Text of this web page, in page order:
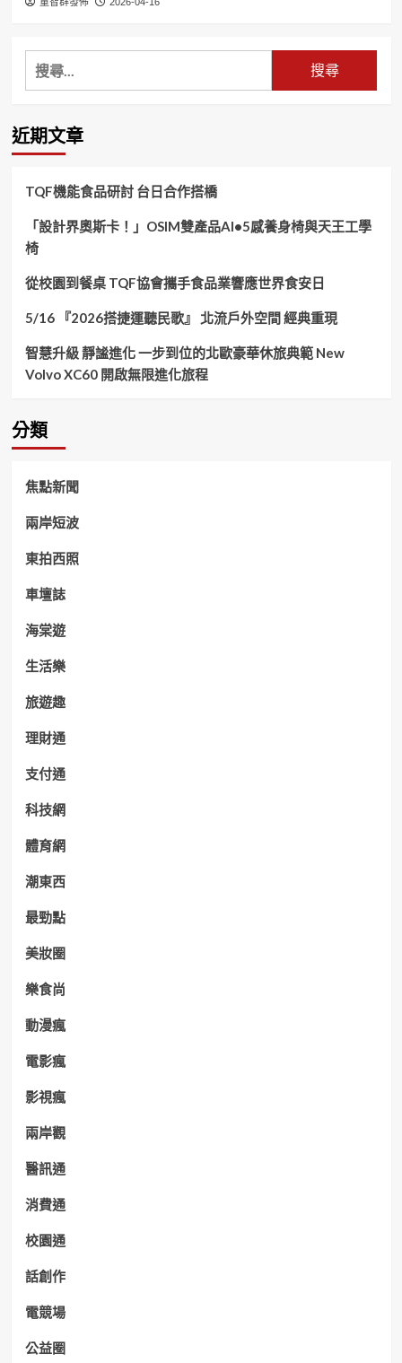
搜
尋
鍵
字:
近期文章
TQF機能食品研討 台日合作搭橋
「設計界奧斯卡！」OSIM雙產品AI•5感養身椅與天王工學
椅
從校園到餐桌 TQF協會攜手食品業響應世界食安日
5/16 『2026搭捷運聽民歌』 北流戶外空間 經典重現
智慧升級 靜謐進化 一步到位的北歐豪華休旅典範 New
Volvo XC60 開啟無限進化旅程
分類
焦點新聞
兩岸短波
東拍西照
車壇誌
海棠遊
生活樂
旅遊趣
理財通
支付通
科技網
體育網
潮東西
最勁點
美妝圈
樂食尚
動漫瘋
電影瘋
影視瘋
兩岸觀
醫訊通
消費通
校園通
話創作
電競場
公益圈